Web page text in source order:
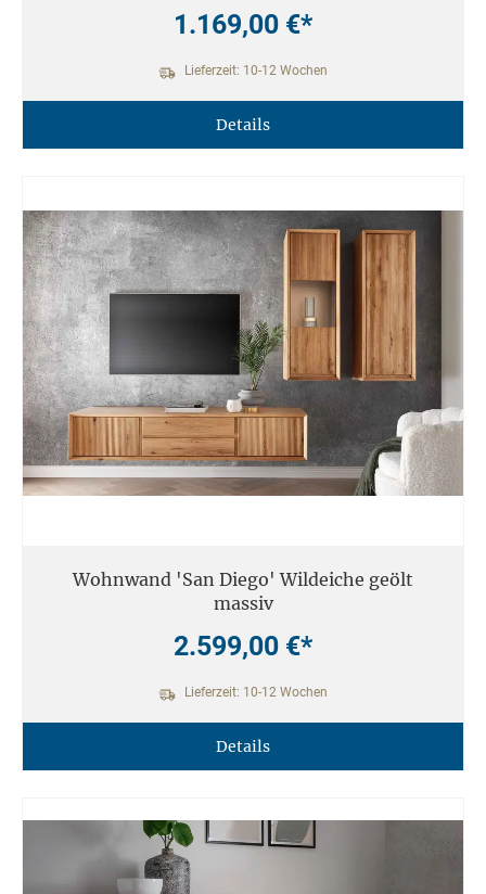
1.169,00 €*
Lieferzeit: 10-12 Wochen
Details
Wohnwand 'San Diego' Wildeiche geölt
massiv
2.599,00 €*
Lieferzeit: 10-12 Wochen
Details